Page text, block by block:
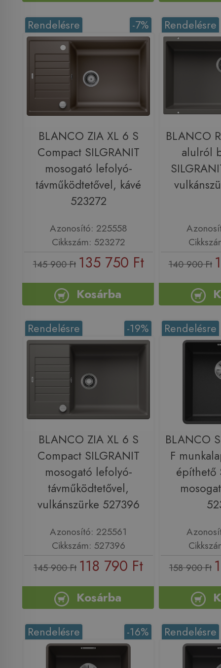
-7%
Rendelésre
BLANCO ZIA XL 6 S
Compact SILGRANIT
mosogató lefolyó-
távműködtetővel, kávé
523272
Azonosító: 225558
Cikkszám: 523272
145 900 Ft 135 750 Ft
Kosárba
Rendelésre
BLANCO
alulról
140 900 Ft
-19%
Rendelésre
BLANCO ZIA XL 6 S
Compact SILGRANIT
mosogató lefolyó-
távműködtetővel,
vulkánszürke 527396
Azonosító: 225561
Cikkszám: 527396
145 900 Ft 118 790 Ft
Kosárba
Rendelésre
BLANCO
F
építhető
158 900 Ft
-16%
Rendelésre Rendelésre